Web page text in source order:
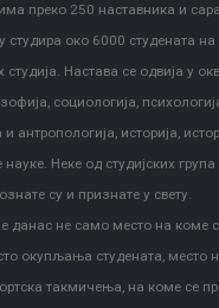
преко 250 наставника и
студира око 6000 студената
Настава се одвија у
социологија,
и антропологија, историја,
Неке од студијских група
су и признате у свету.
данас не само место на коме
окупљања студената, место
такмичења, на коме се